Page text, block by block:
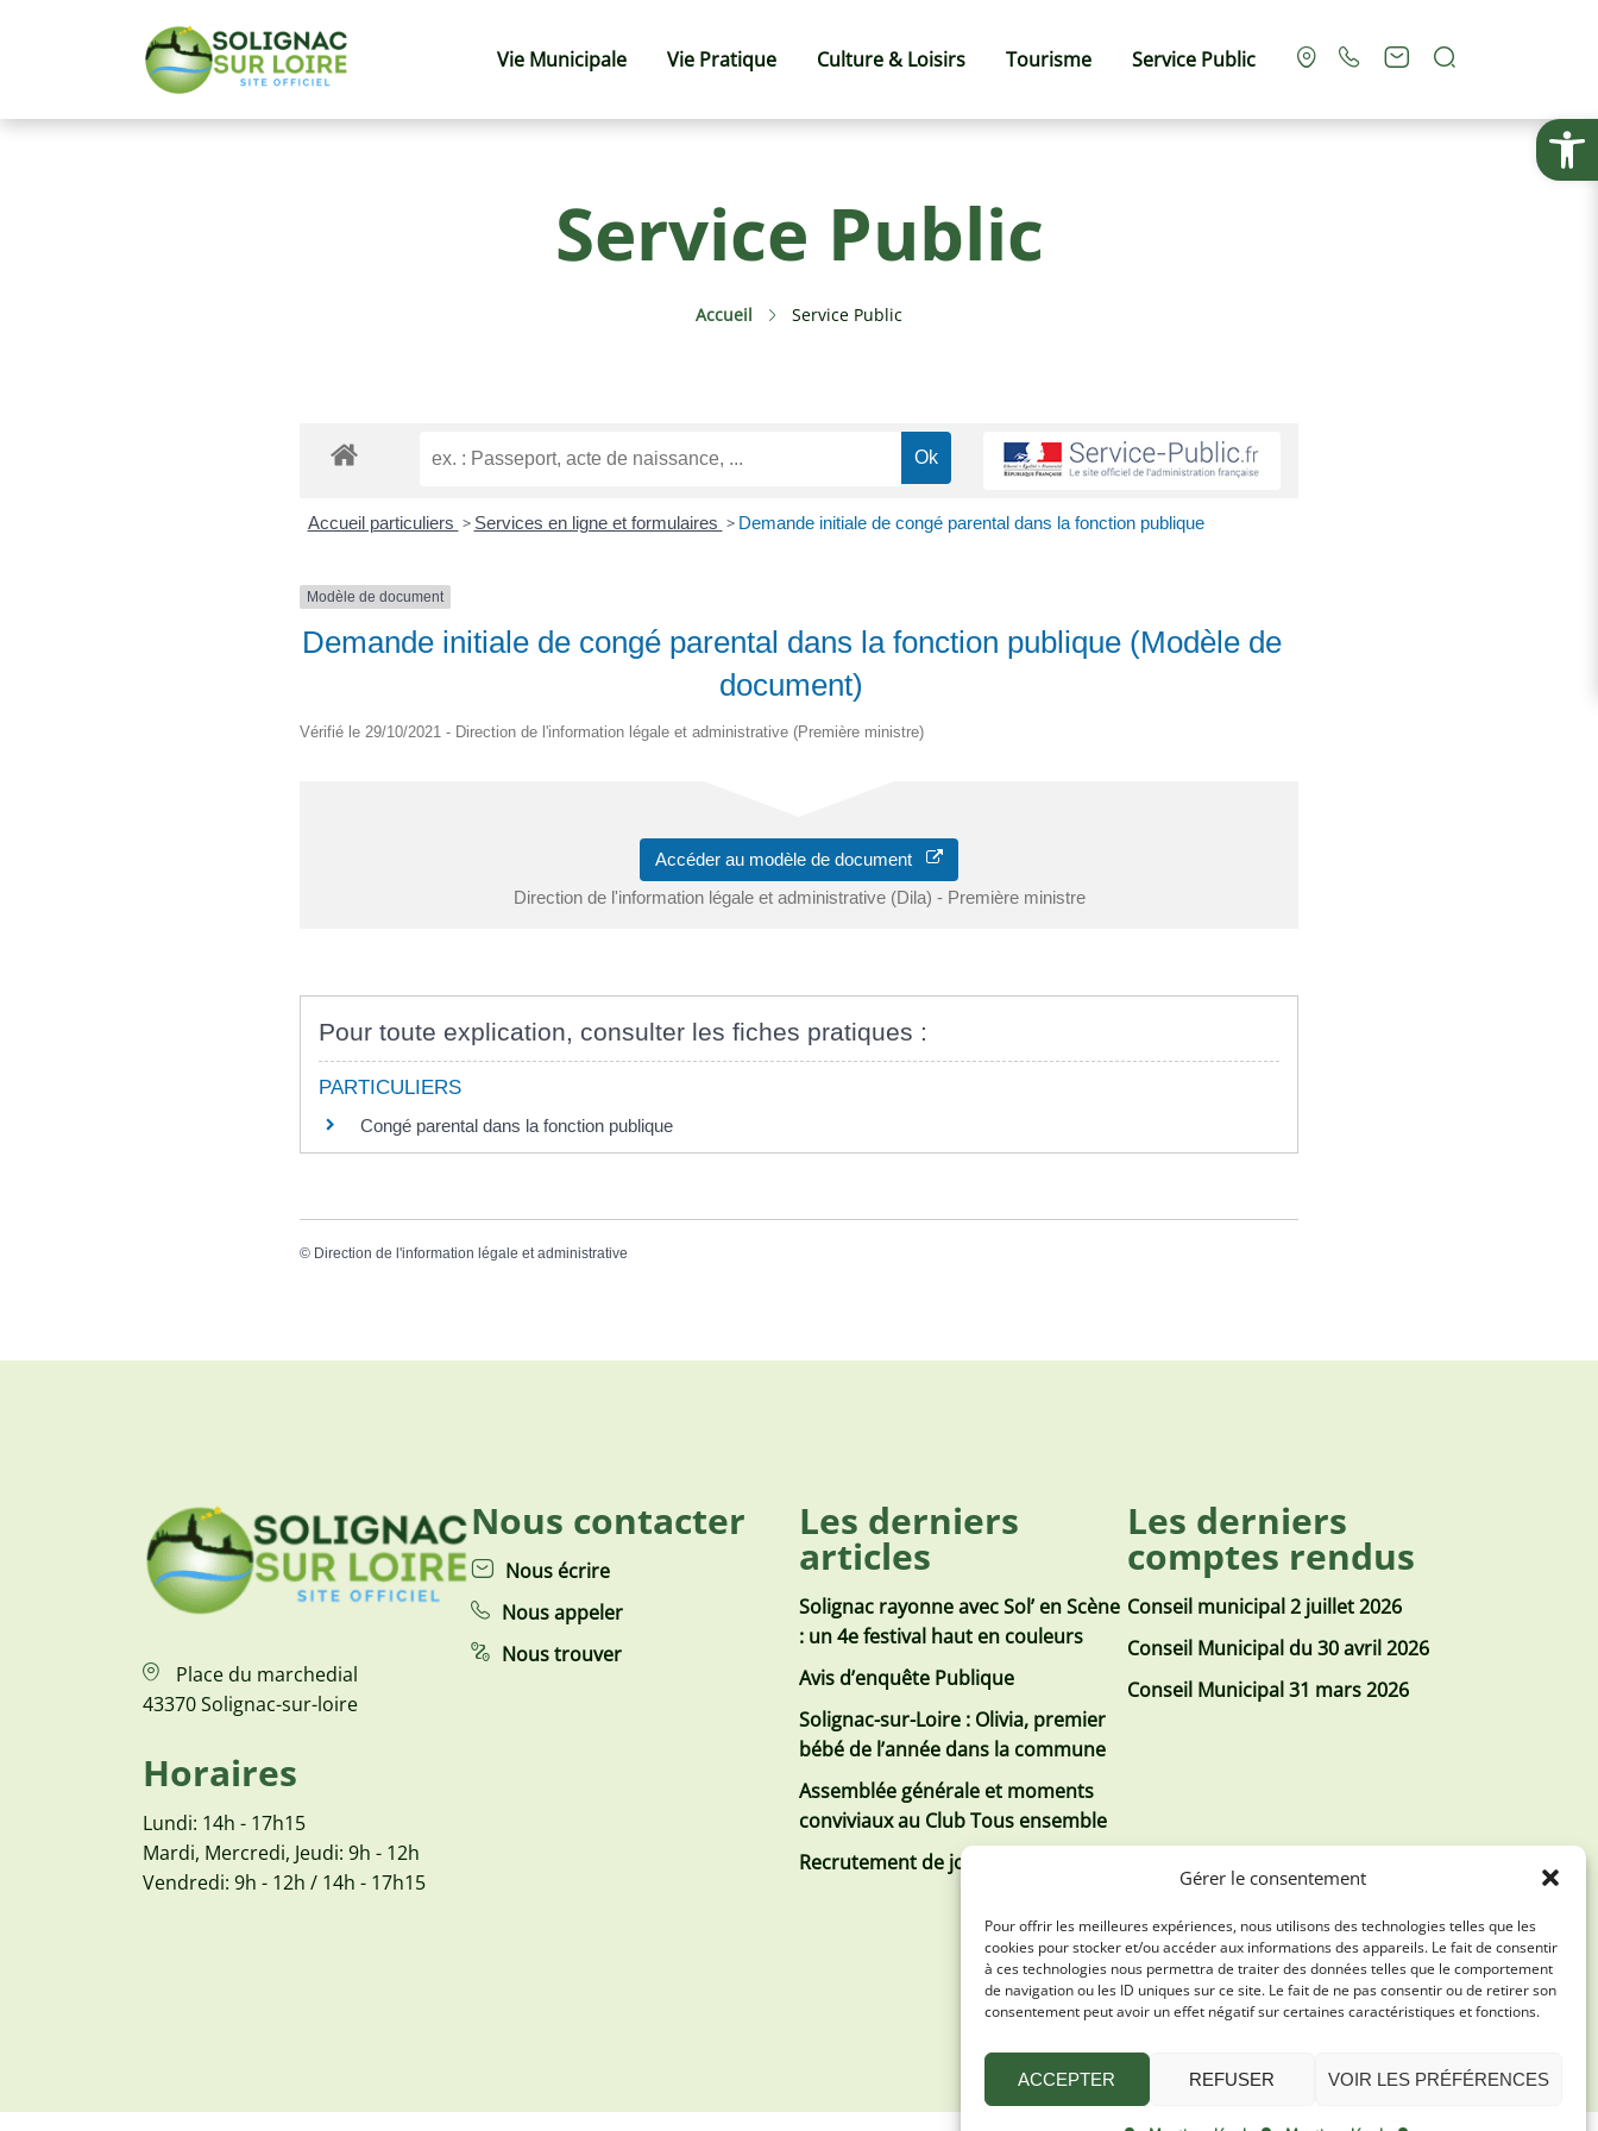
Ouvrir
Gérer le consentement
Pour offrir les meilleures expériences, nous utilisons des technologies telles que les
cookies pour stocker et/ou accéder aux informations des appareils. Le fait de consentir
à ces technologies nous permettra de traiter des données telles que le comportement
de navigation ou les ID uniques sur ce site. Le fait de ne pas consentir ou de retirer son
consentement peut avoir un effet négatif sur certaines caractéristiques et fonctions.
ACCEPTER REFUSER VOIR LES PRÉFÉRENCES
Vie Municipale Vie Pratique Culture & Loisirs Tourisme Service Public
Service Public
Accueil Service Public
Accueil particuliers > Services en ligne et formulaires > Demande initiale de congé parental dans la fonction publique
Modèle de document
Demande initiale de congé parental dans la fonction publique (Modèle de
document)
Vérifié le 29/10/2021 - Direction de l'information légale et administrative (Première ministre)
Accéder au modèle de document
Direction de l'information légale et administrative (Dila) - Première ministre
Pour toute explication, consulter les fiches pratiques :
PARTICULIERS
Congé parental dans la fonction publique
© Direction de l'information légale et administrative
Place du marchedial
43370 Solignac-sur-loire
Horaires
Lundi: 14h - 17h15
Mardi, Mercredi, Jeudi: 9h - 12h
Vendredi: 9h - 12h / 14h - 17h15
Nous contacter
Nous écrire
Nous appeler
Nous trouver
Les derniers
articles
Solignac rayonne avec Sol’ en Scène
: un 4e festival haut en couleurs
Avis d’enquête Publique
Solignac-sur-Loire : Olivia, premier
bébé de l’année dans la commune
Assemblée générale et moments
conviviaux au Club Tous ensemble
Recrutement de jobs d’été
Les derniers
comptes rendus
Conseil municipal 2 juillet 2026
Conseil Municipal du 30 avril 2026
Conseil Municipal 31 mars 2026